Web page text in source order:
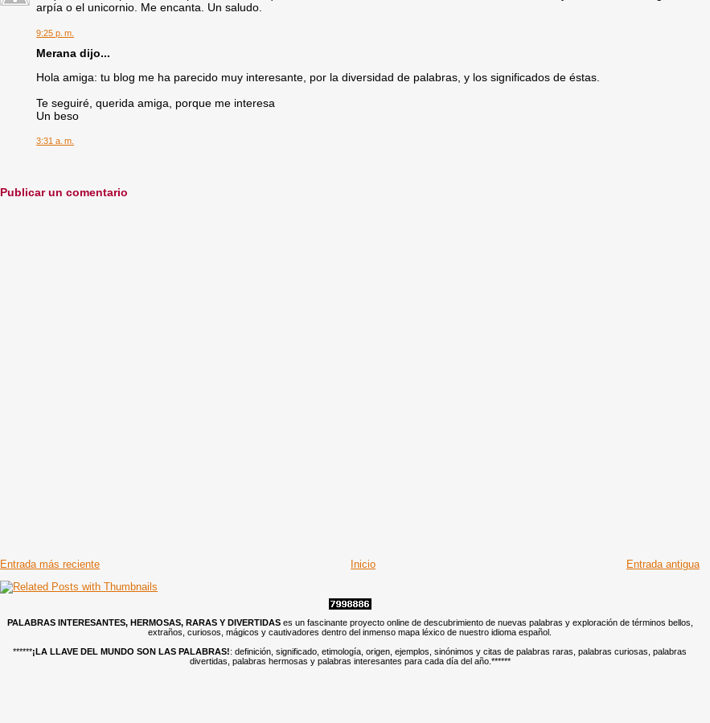
arpía o el unicornio. Me encanta. Un saludo.
9:25 p. m.
Merana dijo...
Hola amiga: tu blog me ha parecido muy interesante, por la diversidad de palabras, y los significados de éstas.
Te seguiré, querida amiga, porque me interesa
Un beso
3:31 a. m.
Publicar un comentario
Entrada más reciente Entrada antigua
Inicio
PALABRAS INTERESANTES, HERMOSAS, RARAS Y DIVERTIDAS es un fascinante proyecto online de descubrimiento de nuevas palabras y exploración de términos bellos,
extraños, curiosos, mágicos y cautivadores dentro del inmenso mapa léxico de nuestro idioma español.
******¡LA LLAVE DEL MUNDO SON LAS PALABRAS!: definición, significado, etimología, origen, ejemplos, sinónimos y citas de palabras raras, palabras curiosas, palabras
divertidas, palabras hermosas y palabras interesantes para cada día del año. ******